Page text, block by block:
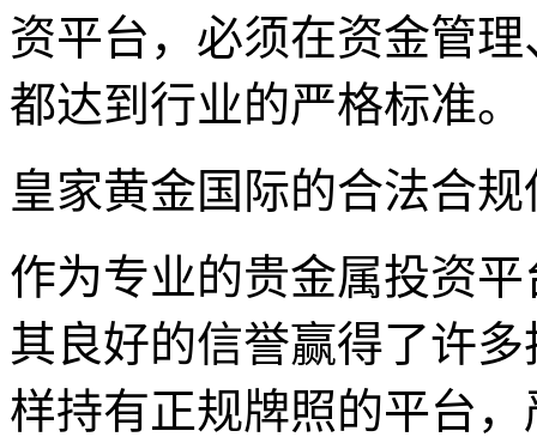
资平台，必须在资金管
都达到行业的严格标准。
皇家黄金国际的合法合规
作为专业的贵金属投资
其良好的信誉赢得了许
样持有正规牌照的平台